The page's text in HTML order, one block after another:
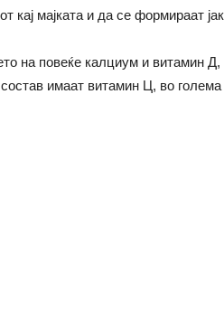
кај мајката и да се формираат
на повеќе калциум и витамин Д,
имаат витамин Ц, во